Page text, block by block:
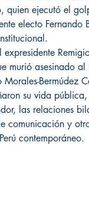
quien ejecutó el
electo Fernando
murió asesinado
Morales-Bermúdez
su vida
las relaciones
comunicación y
contemporáneo.